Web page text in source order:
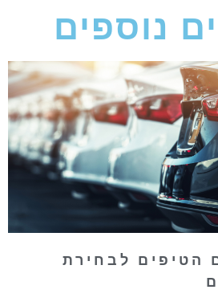
נוספים
לבחירת